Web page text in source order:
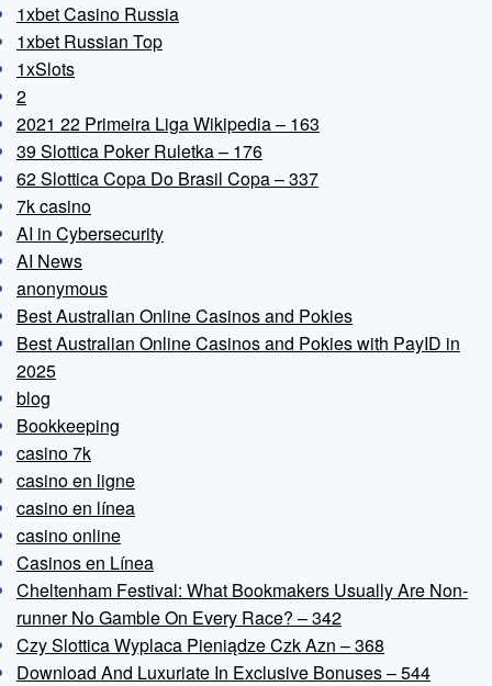
1xbet Casino Russia
1xbet Russian Top
1xSlots
2
2021 22 Primeira Liga Wikipedia – 163
39 Slottica Poker Ruletka – 176
62 Slottica Copa Do Brasil Copa – 337
7k casino
AI in Cybersecurity
AI News
anonymous
Best Australian Online Casinos and Pokies
Best Australian Online Casinos and Pokies with PayID in
2025
blog
Bookkeeping
casino 7k
casino en ligne
casino en línea
casino online
Casinos en Línea
Cheltenham Festival: What Bookmakers Usually Are Non-
runner No Gamble On Every Race? – 342
Czy Slottica Wyplaca Pieniądze Czk Azn – 368
Download And Luxuriate In Exclusive Bonuses – 544